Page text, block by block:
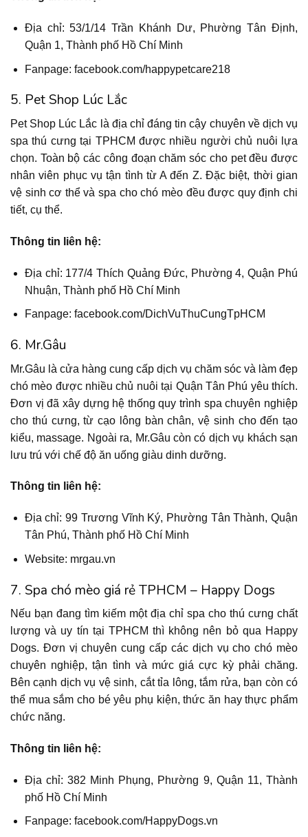
Địa chỉ: 53/1/14 Trần Khánh Dư, Phường Tân Định,
Quận 1, Thành phố Hồ Chí Minh
Fanpage: facebook.com/happypetcare218
5. Pet Shop Lúc Lắc
Pet Shop Lúc Lắc là địa chỉ đáng tin cậy chuyên về dịch vụ
spa thú cưng tại TPHCM được nhiều người chủ nuôi lựa
chọn. Toàn bộ các công đoạn chăm sóc cho pet đều được
nhân viên phục vụ tận tình từ A đến Z. Đặc biệt, thời gian
vệ sinh cơ thể và spa cho chó mèo đều được quy định chi
tiết, cụ thể.
Thông tin liên hệ:
Địa chỉ: 177/4 Thích Quảng Đức, Phường 4, Quận Phú
Nhuận, Thành phố Hồ Chí Minh
Fanpage: facebook.com/DichVuThuCungTpHCM
6. Mr.Gâu
Mr.Gâu là cửa hàng cung cấp dịch vụ chăm sóc và làm đẹp
chó mèo được nhiều chủ nuôi tại Quận Tân Phú yêu thích.
Đơn vị đã xây dựng hệ thống quy trình spa chuyên nghiệp
cho thú cưng, từ cạo lông bàn chân, vệ sinh cho đến tạo
kiểu, massage. Ngoài ra, Mr.Gâu còn có dịch vụ khách sạn
lưu trú với chế độ ăn uống giàu dinh dưỡng.
Thông tin liên hệ:
Địa chỉ: 99 Trương Vĩnh Ký, Phường Tân Thành, Quận
Tân Phú, Thành phố Hồ Chí Minh
Website: mrgau.vn
7. Spa chó mèo giá rẻ TPHCM – Happy Dogs
Nếu bạn đang tìm kiếm một địa chỉ spa cho thú cưng chất
lượng và uy tín tại TPHCM thì không nên bỏ qua Happy
Dogs. Đơn vị chuyên cung cấp các dịch vụ cho chó mèo
chuyên nghiệp, tận tình và mức giá cực kỳ phải chăng.
Bên cạnh dịch vụ vệ sinh, cắt tỉa lông, tắm rửa, bạn còn có
thể mua sắm cho bé yêu phụ kiện, thức ăn hay thực phẩm
chức năng.
Thông tin liên hệ:
Địa chỉ: 382 Minh Phụng, Phường 9, Quận 11, Thành
phố Hồ Chí Minh
Fanpage: facebook.com/HappyDogs.vn